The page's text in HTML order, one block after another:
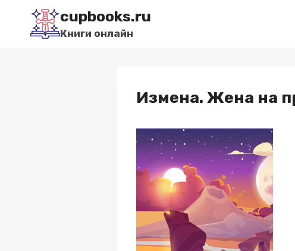
Перейти
содержимому
cupbooks.ru
Книги онлайн
Измена. Жена на